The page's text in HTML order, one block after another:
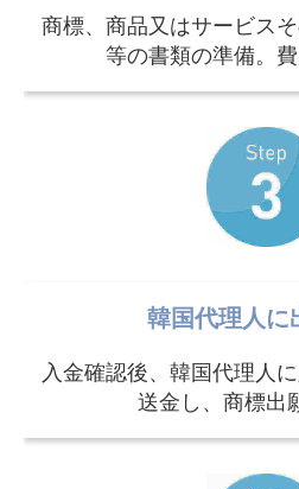
商標、商品又はサービス
等の書類の準備。費
韓国代理人に
入金確認後、韓国代理人
送金し、商標出